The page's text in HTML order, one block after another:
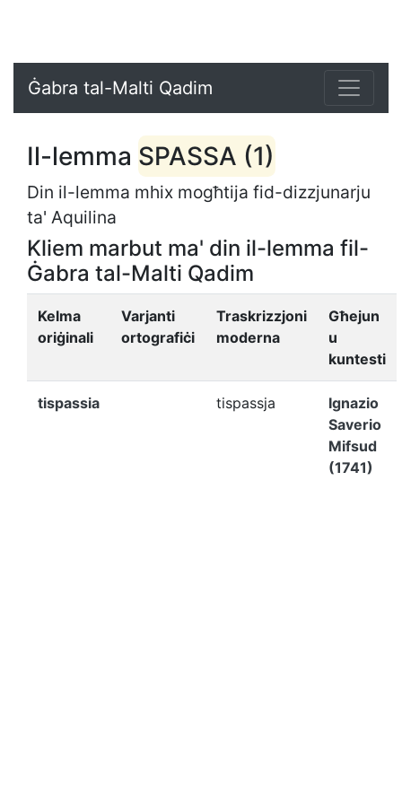
Ġabra tal-Malti Qadim
Il-lemma SPASSA (1)
Din il-lemma mhix mogħtija fid-dizzjunarju
ta' Aquilina
Kliem marbut ma' din il-lemma fil-
Ġabra tal-Malti Qadim
Kelma
oriġinali
Varjanti
ortografiċi
Traskrizzjoni
moderna
Għejun
u
kuntesti
tispassia tispassja
Ignazio
Saverio
Mifsud
(1741)